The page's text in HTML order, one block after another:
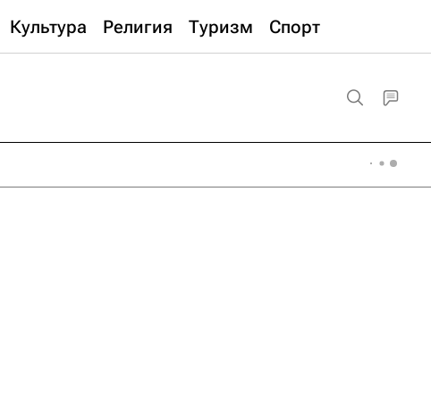
Культура Религия Туризм Спорт